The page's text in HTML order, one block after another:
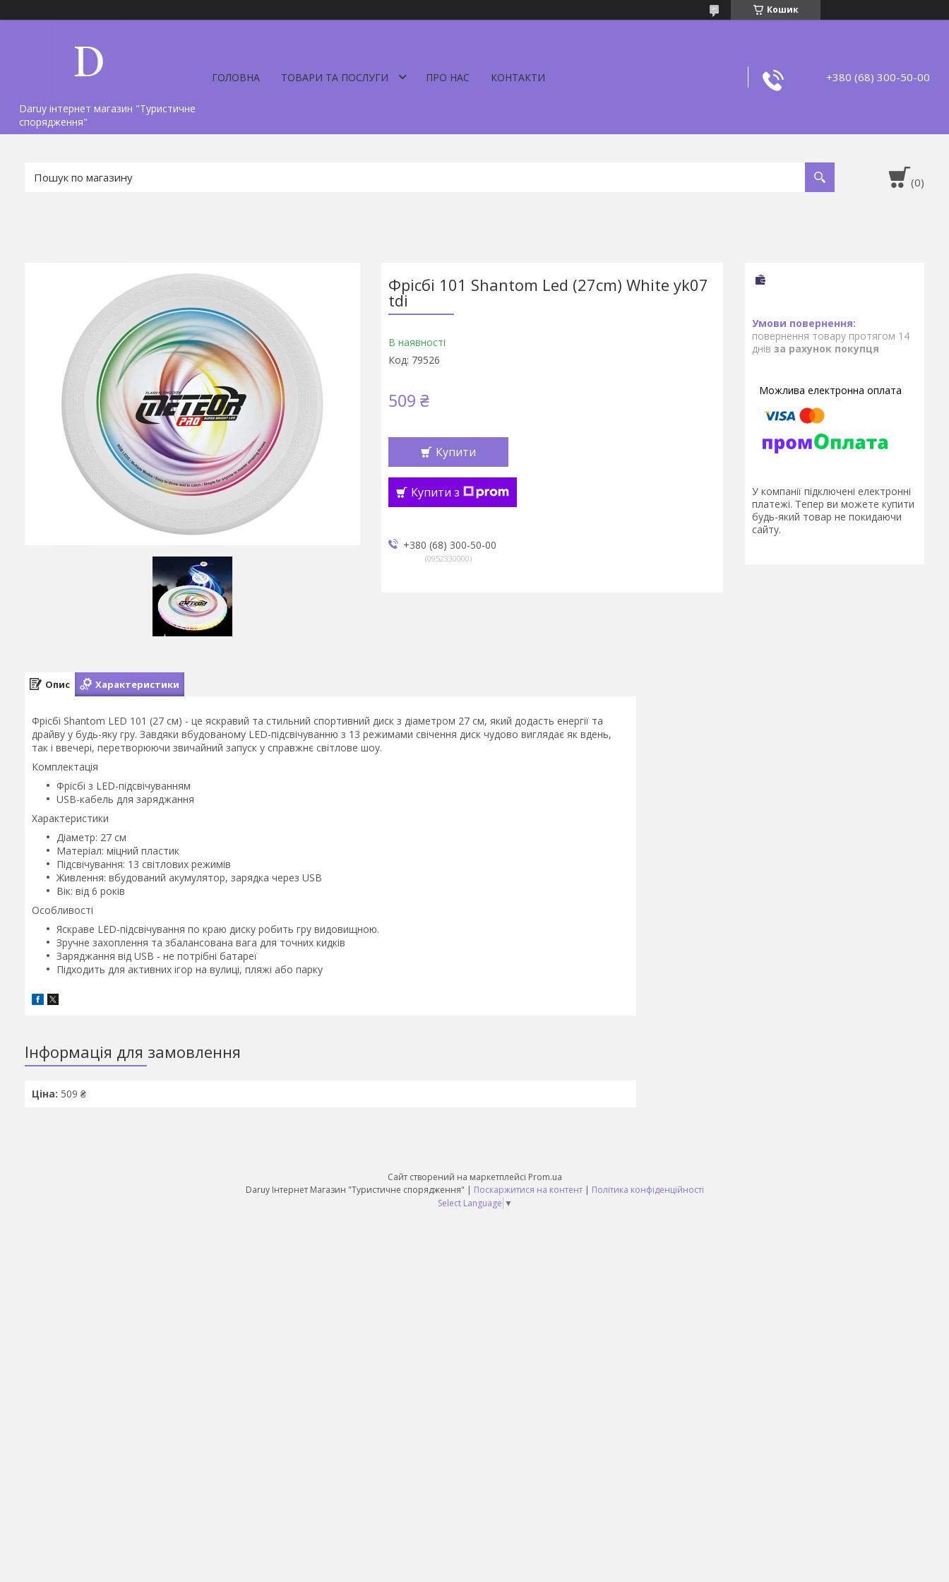
Кошик
Daruy інтернет магазин "Туристичне
спорядження"
ГОЛОВНА ТОВАРИ ТА ПОСЛУГИ ПРО НАС КОНТАКТИ +380 (68) 300-50-00
Фрісбі 101 Shantom Led (27cm) White yk07
tdi
В наявності
Код: 79526
509 ₴
Купити
Купити з
+380 (68) 300-50-00
0952330000
повернення товару протягом 14
днів за рахунок покупця
У компанії підключені електронні
платежі. Тепер ви можете купити
будь-який товар не покидаючи
сайту.
Опис Характеристики
Фрісбі Shantom LED 101 (27 см) - це яскравий та стильний спортивний диск з діаметром 27 см, який додасть енергії та
драйву у будь-яку гру. Завдяки вбудованому LED-підсвічуванню з 13 режимами свічення диск чудово виглядає як вдень,
так і ввечері, перетворюючи звичайний запуск у справжнє світлове шоу.
Комплектація
Фрісбі з LED-підсвічуванням
USB-кабель для заряджання
Характеристики
Діаметр: 27 см
Матеріал: міцний пластик
Підсвічування: 13 світлових режимів
Живлення: вбудований акумулятор, зарядка через USB
Вік: від 6 років
Особливості
Яскраве LED-підсвічування по краю диску робить гру видовищною.
Зручне захоплення та збалансована вага для точних кидків
Заряджання від USB - не потрібні батареї
Підходить для активних ігор на вулиці, пляжі або парку
Інформація для замовлення
Ціна: 509 ₴
Сайт створений на маркетплейсі Prom.ua
Daruy Інтернет Магазин "Туристичне спорядження" | Поскаржитися на контент | Політика конфіденційності
Select Language ▼